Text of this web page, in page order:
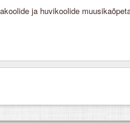
ja huvikoolide